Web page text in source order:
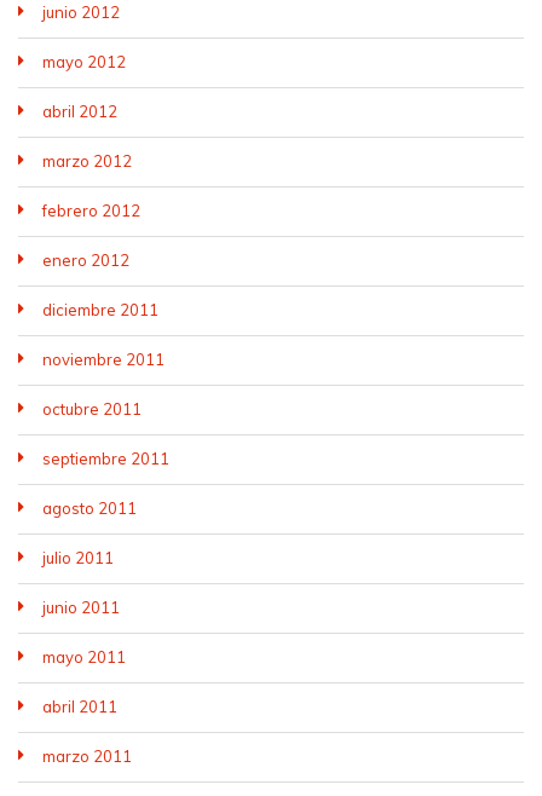
junio 2012
mayo 2012
abril 2012
marzo 2012
febrero 2012
enero 2012
diciembre 2011
noviembre 2011
octubre 2011
septiembre 2011
agosto 2011
julio 2011
junio 2011
mayo 2011
abril 2011
marzo 2011